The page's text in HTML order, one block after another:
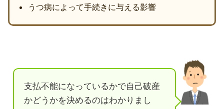
うつ病によって手続きに与える影響
支払不能になっているかで自己破産
かどうかを決めるのはわかりまし